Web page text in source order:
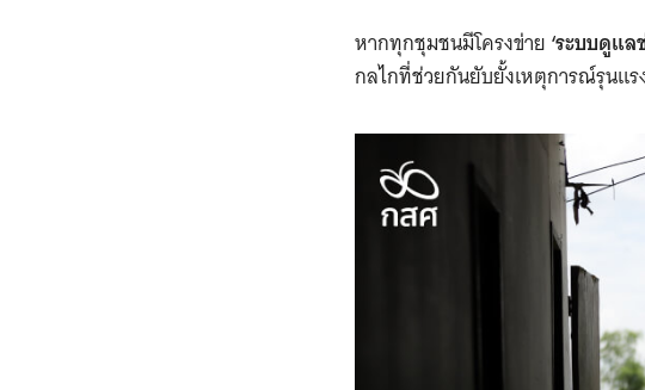
หากทุกชุมชนมีโครงข่าย ‘ระบบดูแล
กลไกที่ช่วยกันยับยั้งเหตุการณ์รุนแ